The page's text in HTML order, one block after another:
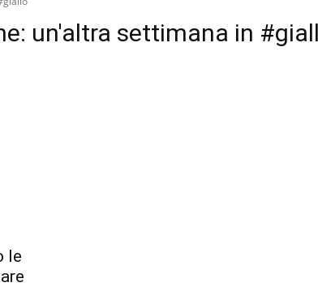
un'altra settimana in
le